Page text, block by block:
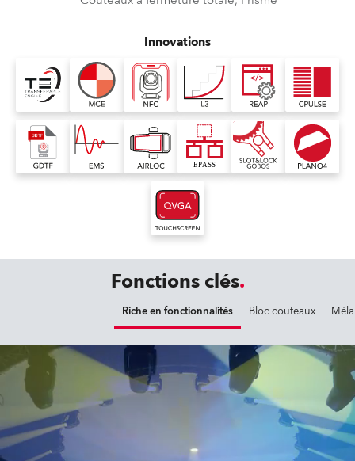
Innovations
Fonctions clés
Riche en fonctionnalités Bloc couteaux